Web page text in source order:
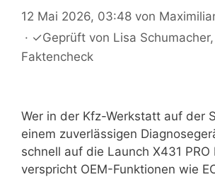
12 Mai 2026, 03:48 von
· ✓Geprüft von Lisa Schumacher
Faktencheck
Wer in der Kfz-Werkstatt auf der
einem zuverlässigen
schnell auf die Launch X431 PRO
verspricht OEM-Funktionen wie